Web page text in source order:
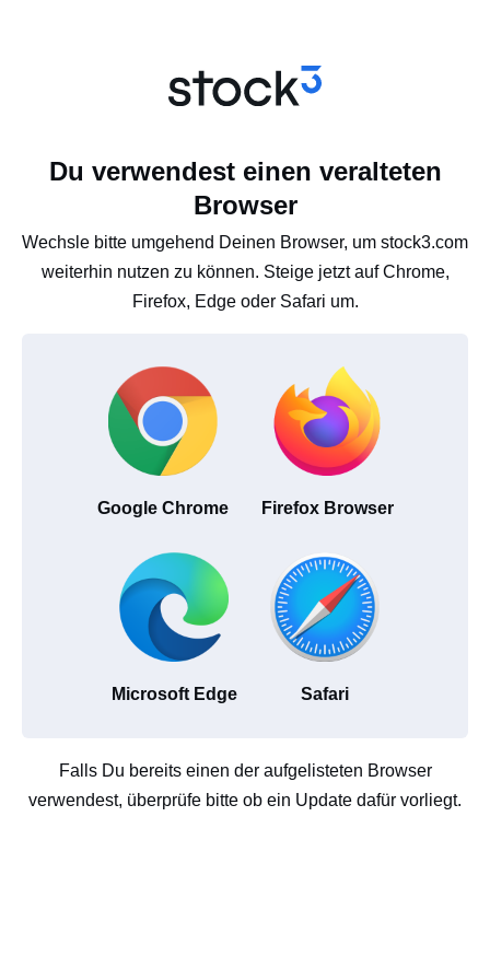
Du verwendest einen veralteten
Browser
Wechsle bitte umgehend Deinen Browser, um stock3.com
weiterhin nutzen zu können. Steige jetzt auf Chrome,
Firefox, Edge oder Safari um.
Google Chrome Firefox Browser
Microsoft Edge Safari
Falls Du bereits einen der aufgelisteten Browser
verwendest, überprüfe bitte ob ein Update dafür vorliegt.